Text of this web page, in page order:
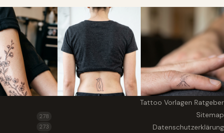
278
273
Tattoo Vorlagen Ratgeber
Sitemap
Datenschutzerklärung